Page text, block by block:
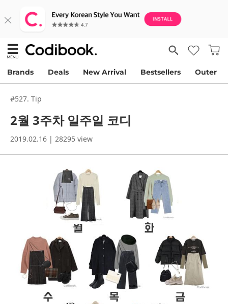
Brands Deals New Arrival Bestsellers Outer
#527. Tip
2월 3주차 일주일 코디
2019.02.16 | 28295 view